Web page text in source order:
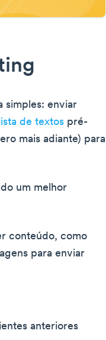
simples: enviar
de textos pré-
mais adiante) para
um melhor
conteúdo, como
para enviar
anteriores